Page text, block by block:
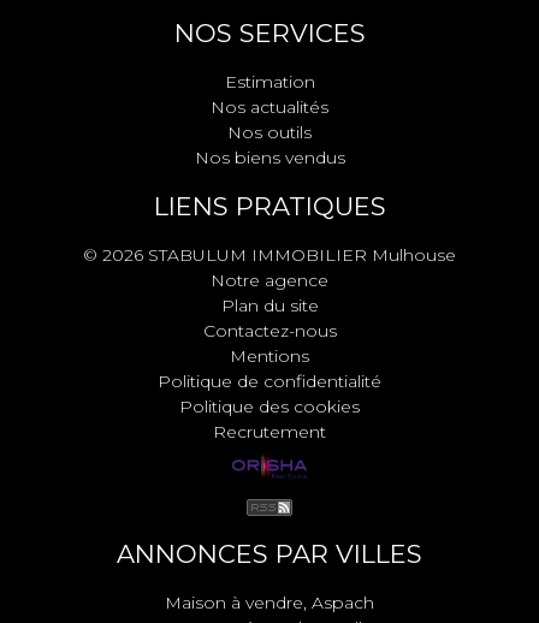
NOS SERVICES
Estimation
Nos actualités
Nos outils
Nos biens vendus
LIENS PRATIQUES
© 2026 STABULUM IMMOBILIER Mulhouse
Notre agence
Plan du site
Contactez-nous
Mentions
Politique de confidentialité
Politique des cookies
Recrutement
ANNONCES PAR VILLES
Maison à vendre, Aspach